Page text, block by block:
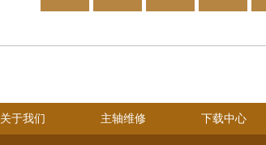
关于我们 主轴维修 下载中心